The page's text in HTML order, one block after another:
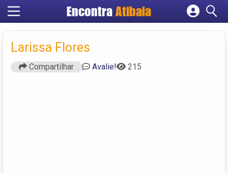
Encontra Atibaia
Cadastrar empresa
Larissa Flores
Compartilhar Avalie! 215